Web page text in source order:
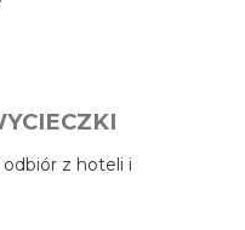
z hoteli i